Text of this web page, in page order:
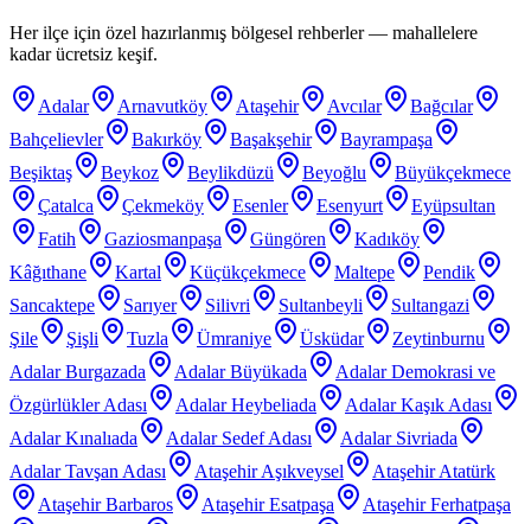
Her ilçe için özel hazırlanmış bölgesel rehberler — mahallelere
kadar ücretsiz keşif.
Adalar Arnavutköy Ataşehir Avcılar
Bağcılar
Bahçelievler
Bakırköy Başakşehir
Bayrampaşa
Beşiktaş
Beykoz Beylikdüzü Beyoğlu
Büyükçekmece
Çatalca
Çekmeköy Esenler Esenyurt
Eyüpsultan
Fatih
Gaziosmanpaşa Güngören
Kadıköy
Kâğıthane
Kartal Küçükçekmece Maltepe
Pendik
Sancaktepe
Sarıyer Silivri Sultanbeyli
Sultangazi
Şile
Şişli Tuzla Ümraniye Üsküdar
Zeytinburnu
Adalar Burgazada
Adalar Büyükada
Adalar Demokrasi ve
Özgürlükler Adası
Adalar Heybeliada
Adalar Kaşık Adası
Adalar Kınalıada
Adalar Sedef Adası
Adalar Sivriada
Adalar Tavşan Adası
Ataşehir Aşıkveysel
Ataşehir Atatürk
Ataşehir Barbaros
Ataşehir Esatpaşa
Ataşehir Ferhatpaşa